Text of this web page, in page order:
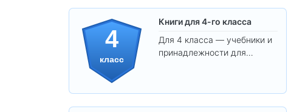
4
класс
Книги для 4-го класса
Для 4 класса — учебники и
принадлежности для